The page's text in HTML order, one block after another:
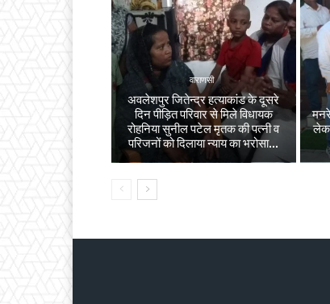
वाराणसी
अवलेशपुर जितेन्द्र हत्याकांड के दूसरे
दिन पीड़ित परिवार से मिले विधायक
रोहनिया सुनील पटेल मृतक की पत्नी व
परिजनों को दिलाया न्याय का भरोसा...